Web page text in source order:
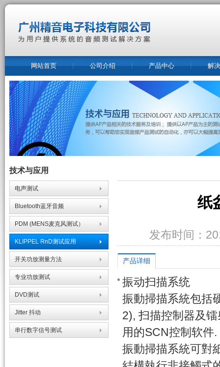
网站首页 公司介绍 产品中心 解
技术与应用
电声测试
Bluetooth蓝牙音频
PDM (MENS麦克风测试）
KLIPPEL RnD测试应用
开关功放测量方法
专业功放测试
DVD测试
Jitter 抖动
串行数字信号测试
纸
发布时间：
产品详细
振动扫描系统
振動掃描系統包括
2), 扫描控制器及
用的SCN控制软件.
振動掃描系統可對